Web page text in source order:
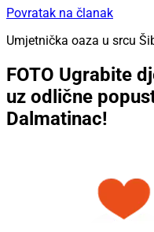
Povratak na članak
Umjetnička oaza u srcu
FOTO Ugrabite
uz odlične
Dalmatinac!